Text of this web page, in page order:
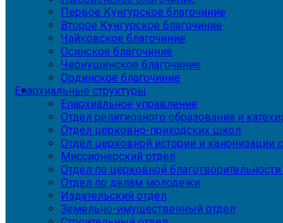
Первое Кунгурское благочиние
Второе Кунгурское благочиние
Чайковское благочиние
Осинское благочиние
Чернушинское благочиние
Ординское благочиние
Епархиальные структуры
Епархиальное управление
Отдел религиозного образования и
Отдел церковно-приходских школ
Отдел церковной истории и канонизации
Миссионерский отдел
Отдел по церковной
Отдел по делам молодежи
Издательский отдел
Земельно-имущественный отдел